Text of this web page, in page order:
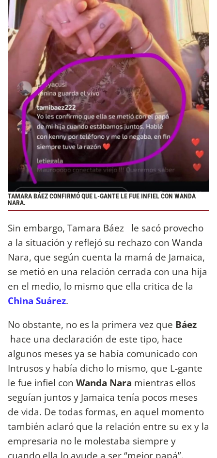
TAMARA BÁEZ CONFIRMÓ QUE L-GANTE LE FUE INFIEL CON WANDA
NARA.
Sin embargo, Tamara Báez le sacó provecho
a la situación y reflejó su rechazo con Wanda
Nara, que según cuenta la mamá de Jamaica,
se metió en una relación cerrada con una hija
en el medio, lo mismo que ella critica de la
China Suárez.
No obstante, no es la primera vez que Báez
hace una declaración de este tipo, hace
algunos meses ya se había comunicado con
Intrusos y había dicho lo mismo, que L-gante
le fue infiel con Wanda Nara mientras ellos
seguían juntos y Jamaica tenía pocos meses
de vida. De todas formas, en aquel momento
también aclaró que la relación entre su ex y la
empresaria no le molestaba siempre y
cuando ella lo ayude a ser “mejor papá”.